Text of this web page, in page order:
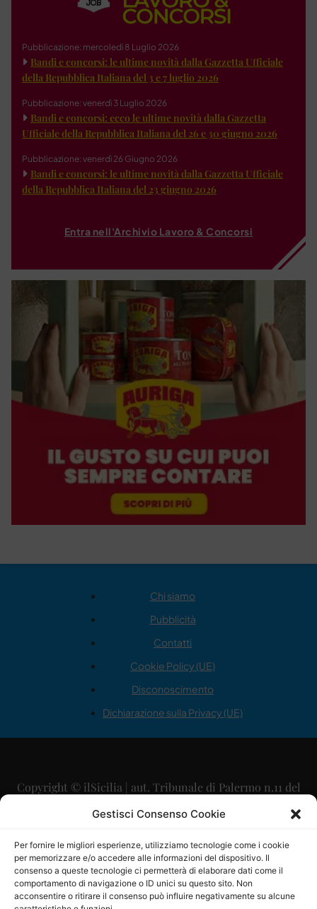
Gestisci Consenso Cookie
Per fornire le migliori esperienze, utilizziamo tecnologie come i cookie
per memorizzare e/o accedere alle informazioni del dispositivo. Il
consenso a queste tecnologie ci permetterà di elaborare dati come il
comportamento di navigazione o ID unici su questo sito. Non
acconsentire o ritirare il consenso può influire negativamente su alcune
Pubblicazione: mercoledì 8 Luglio 2026
Bandi e concorsi: le ultime novità dalla Gazzetta Ufficiale
della Repubblica Italiana del 3 e 7 luglio 2026
Pubblicazione: venerdì 3 Luglio 2026
Bandi e concorsi: ecco le ultime novità dalla Gazzetta
Ufficiale della Repubblica Italiana del 26 e 30 giugno 2026
Pubblicazione: venerdì 26 Giugno 2026
Bandi e concorsi: le ultime novità dalla Gazzetta Ufficiale
della Repubblica Italiana del 23 giugno 2026
Entra nell'Archivio Lavoro & Concorsi
Chi siamo
Pubblicità
Contatti
Cookie Policy (UE)
Disconoscimento
Dichiarazione sulla Privacy (UE)
Copyright © ilSicilia | aut. Tribunale di Palermo n.11 del
29/09/2015
Direttore Editoriale: Maurizio Scaglione
Direttore Responsabile: Maria Calabrese